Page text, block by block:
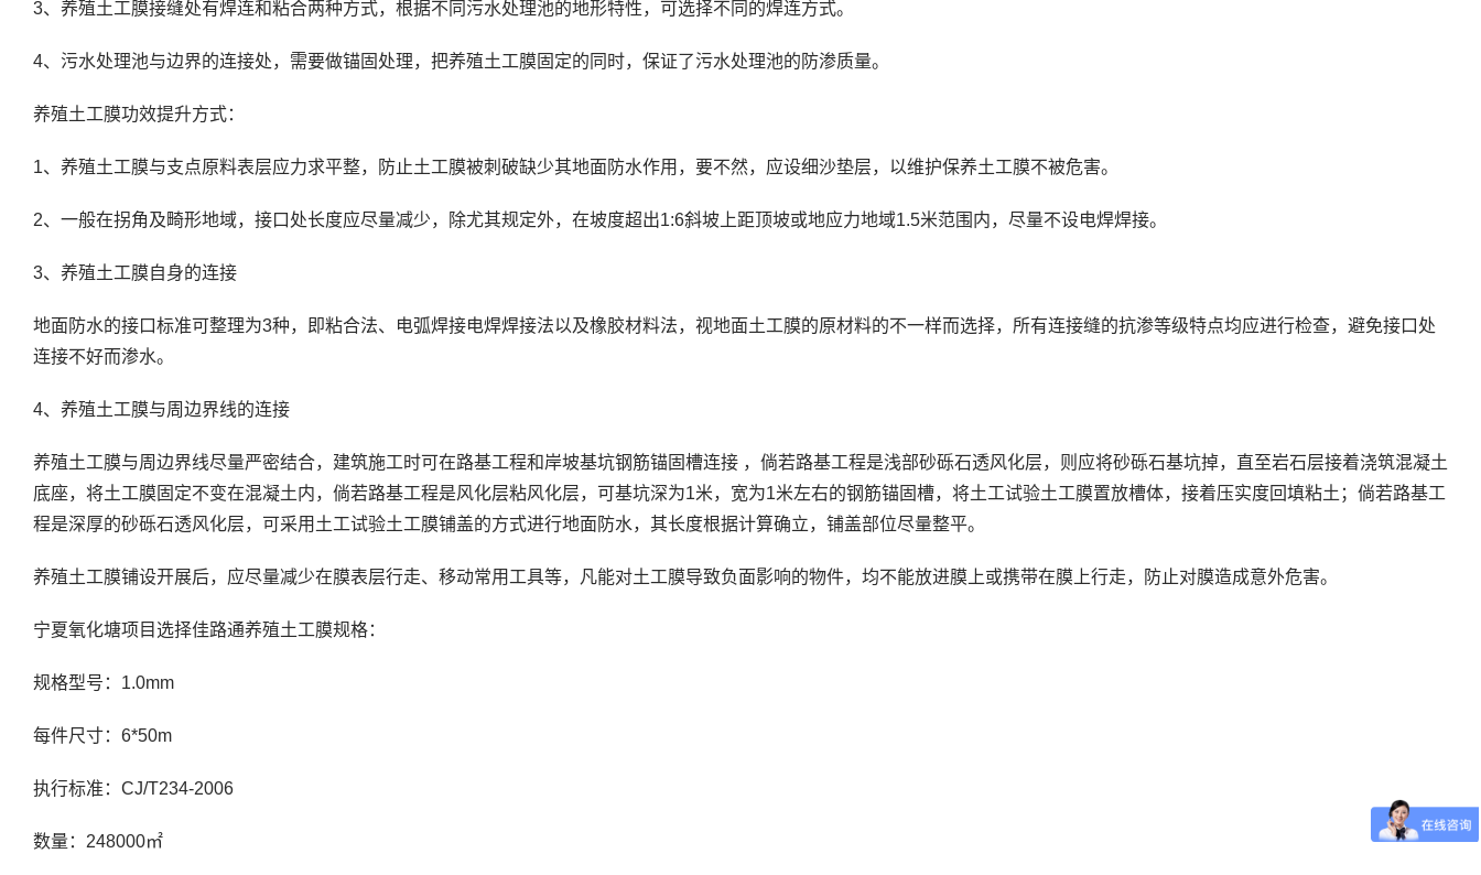
3、养殖土工膜接缝处有焊连和粘合两种方式，根据不同污水处理池的地形特性，可选择不同的焊连方式。
4、污水处理池与边界的连接处，需要做锚固处理，把养殖土工膜固定的同时，保证了污水处理池的防渗质量。
养殖土工膜功效提升方式：
1、养殖土工膜与支点原料表层应力求平整，防止土工膜被刺破缺少其地面防水作用，要不然，应设细沙垫层，以维护保养土工膜不被危害。
2、一般在拐角及畸形地域，接口处长度应尽量减少，除尤其规定外，在坡度超出1:6斜坡上距顶坡或地应力地域1.5米范围内，尽量不设电焊焊接。
3、养殖土工膜自身的连接
地面防水的接口标准可整理为3种，即粘合法、电弧焊接电焊焊接法以及橡胶材料法，视地面土工膜的原材料的不一样而选择，所有连接缝的抗渗等级特点均应进行检查，避免接口处
连接不好而渗水。
4、养殖土工膜与周边界线的连接
养殖土工膜与周边界线尽量严密结合，建筑施工时可在路基工程和岸坡基坑钢筋锚固槽连接 ，倘若路基工程是浅部砂砾石透风化层，则应将砂砾石基坑掉，直至岩石层接着浇筑混凝土
底座，将土工膜固定不变在混凝土内，倘若路基工程是风化层粘风化层，可基坑深为1米，宽为1米左右的钢筋锚固槽，将土工试验土工膜置放槽体，接着压实度回填粘土；倘若路基工
程是深厚的砂砾石透风化层，可采用土工试验土工膜铺盖的方式进行地面防水，其长度根据计算确立，铺盖部位尽量整平。
养殖土工膜铺设开展后，应尽量减少在膜表层行走、移动常用工具等，凡能对土工膜导致负面影响的物件，均不能放进膜上或携带在膜上行走，防止对膜造成意外危害。
宁夏氧化塘项目选择佳路通养殖土工膜规格：
规格型号：1.0mm
每件尺寸：6*50m
执行标准：CJ/T234-2006
数量：248000㎡